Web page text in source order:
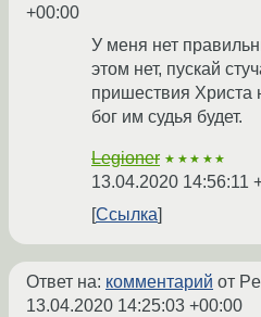
+00:00
У меня нет
этом нет, пускай
пришествия Христа
бог им судья будет.
Legioner ★★★★★
13.04.2020 14:56:11
Ссылка
Ответ на: комментарий от
13.04.2020 14:25:03 +00:00